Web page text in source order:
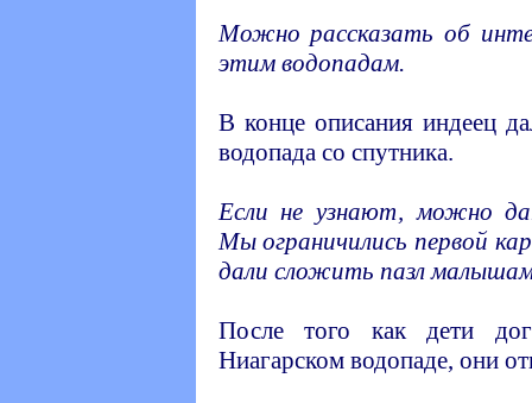
Можно рассказать об
этим водопадам.
В конце описания индеец
водопада со спутника.
Если не узнают, можно
Мы ограничились первой
дали сложить пазл
После того как дети
Ниагарском водопаде, они